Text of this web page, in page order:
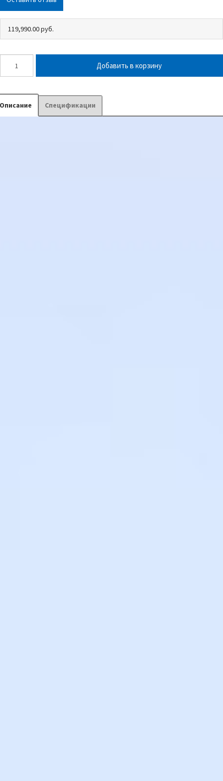
119,990.00 руб.
Описание Спецификации